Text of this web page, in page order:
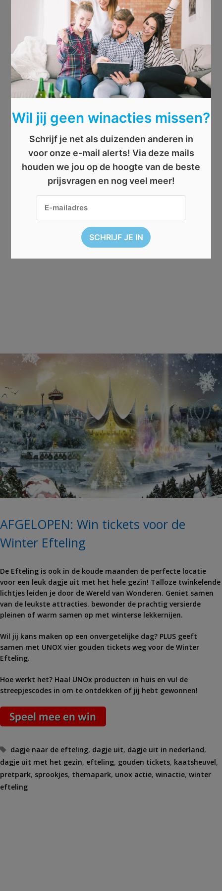
AFGELOPEN: Win tickets voor de
Winter Efteling
De Efteling is ook in de koude maanden de perfecte locatie
voor een leuk dagje uit met het hele gezin! Talloze twinkelende
lichtjes leiden je door de Wereld van Wonderen. Geniet samen
van de leukste attracties. bewonder de prachtig versierde
pleinen of warm samen op met winterse lekkernijen.
Wil jij kans maken op een onvergetelijke dag? PLUS geeft
samen met UNOX vier gouden tickets weg voor de Winter
Efteling.
Hoe werkt het? Haal UNOx producten in huis en vul de
streepjescodes in om te ontdekken of jij hebt gewonnen!
Tags
dagje naar de efteling, dagje uit, dagje uit in nederland,
dagje uit met het gezin, efteling, gouden tickets, kaatsheuvel,
pretpark, sprookjes, themapark, unox actie, winactie, winter
efteling
Wil jij geen winacties missen?
Schrijf je net als duizenden anderen in
voor onze e-mail alerts! Via deze mails
houden we jou op de hoogte van de beste
prijsvragen en nog veel meer!